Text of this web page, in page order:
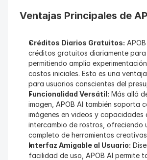
Ventajas Principales de
Créditos Diarios Gratuitos:
créditos gratuitos diariamente para
permitiendo amplia
costos iniciales. Esto es una
para usuarios conscientes del
Funcionalidad Versátil: Más allá
imagen, APOB AI también soporta
imágenes en videos y capacidades
intercambio de rostros, ofreciendo
completo de herramientas
Interfaz Amigable al Usuario:
facilidad de uso, APOB AI permite